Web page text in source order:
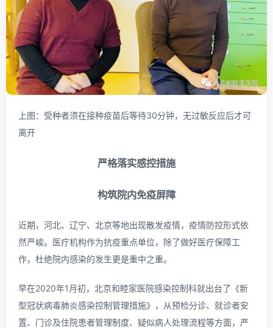
上图：受种者须在接种疫苗后等待30分钟，无过敏反应后才可
离开
严格落实感控措施
构筑院内免疫屏障
近期，河北、辽宁、北京等地出现散发疫情，疫情防控形式依
然严峻。医疗机构作为抗疫重点单位，除了做好医疗保障工
作，杜绝院内感染的发生更是重中之重。
早在2020年1月初，北京和睦家医院感染控制科就出台了《新
型冠状病毒肺炎感染控制管理措施》，从预检分诊、就诊者安
置、门诊及住院患者管理制度、疑似病人处理流程等方面，严